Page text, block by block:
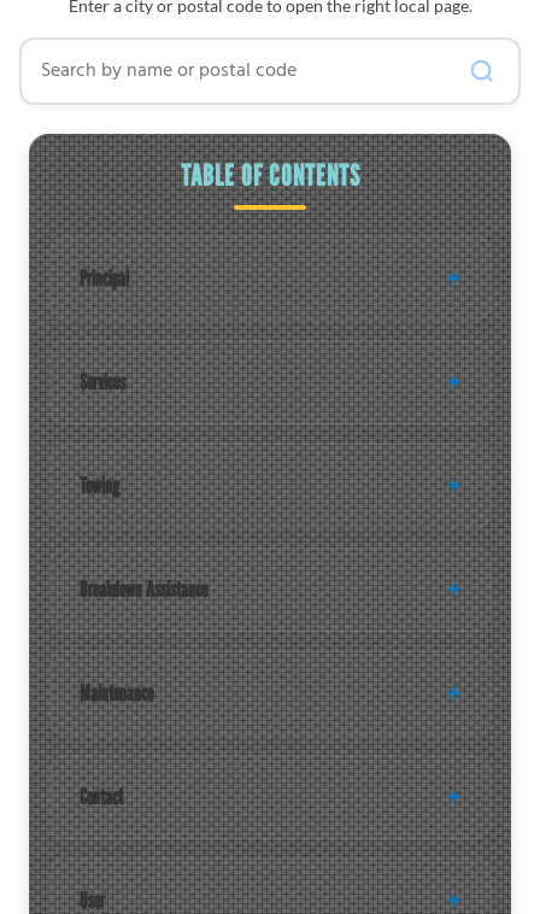
Enter a city or postal code to open the right local page.
Search by name or postal code
TABLE OF CONTENTS
Principal
Services
Towing
Breakdown Assistance
Maintenance
Contact
User